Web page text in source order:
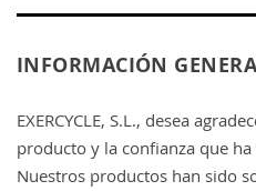
INFORMACIÓN
EXERCYCLE, S.L., desea
producto y la confianza que
Nuestros productos han sido